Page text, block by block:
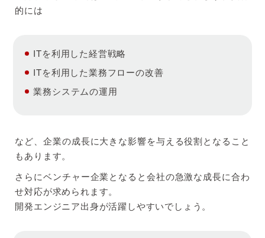
的には
ITを利用した経営戦略
ITを利用した業務フローの改善
業務システムの運用
など、企業の成長に大きな影響を与える役割となること
もあります。
さらにベンチャー企業となると会社の急激な成長に合わ
せ対応が求められます。
開発エンジニア出身が活躍しやすいでしょう。